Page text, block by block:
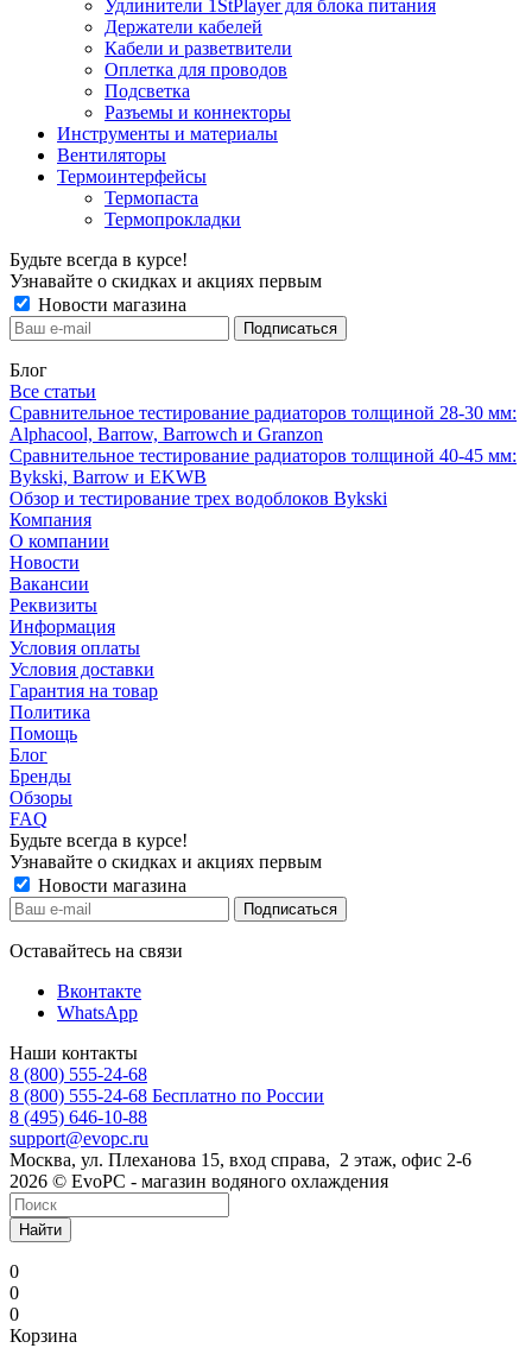
Удлинители 1StPlayer для блока питания
Держатели кабелей
Кабели и разветвители
Оплетка для проводов
Подсветка
Разъемы и коннекторы
Инструменты и материалы
Вентиляторы
Термоинтерфейсы
Термопаста
Термопрокладки
Будьте всегда в курсе!
Узнавайте о скидках и акциях первым
Новости магазина
Блог
Все статьи
Сравнительное тестирование радиаторов толщиной 28-30 мм:
Alphacool, Barrow, Barrowch и Granzon
Сравнительное тестирование радиаторов толщиной 40-45 мм:
Bykski, Barrow и EKWB
Обзор и тестирование трех водоблоков Bykski
Компания
О компании
Новости
Вакансии
Реквизиты
Информация
Условия оплаты
Условия доставки
Гарантия на товар
Политика
Помощь
Блог
Бренды
Обзоры
FAQ
Будьте всегда в курсе!
Узнавайте о скидках и акциях первым
Новости магазина
Оставайтесь на связи
Вконтакте
WhatsApp
Наши контакты
8 (800) 555-24-68
8 (800) 555-24-68 Бесплатно по России
8 (495) 646-10-88
support@evopc.ru
Москва, ул. Плеханова 15, вход справа, 2 этаж, офис 2-6
2026 © EvoPC - магазин водяного охлаждения
Найти
0
0
0
Корзина